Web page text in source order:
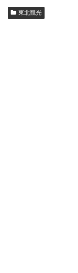
東北観光